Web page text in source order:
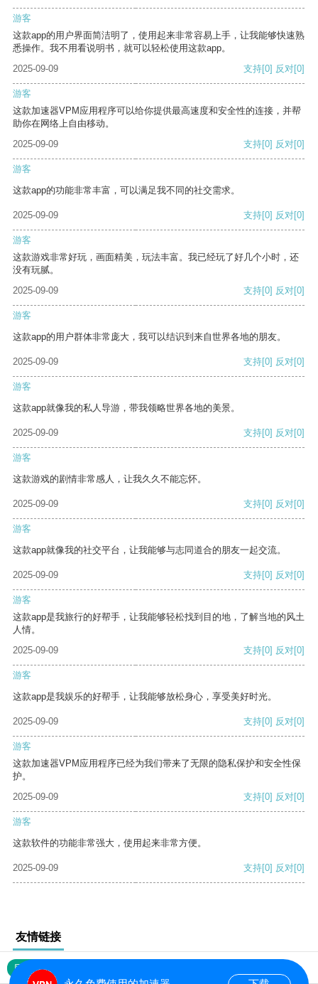
游客
这款app的用户界面简洁明了，使用起来非常容易上手，让我能够快速熟
悉操作。我不用看说明书，就可以轻松使用这款app。
2025-09-09
支持[0] 反对[0]
游客
这款加速器VPM应用程序可以给你提供最高速度和安全性的连接，并帮
助你在网络上自由移动。
2025-09-09
支持[0] 反对[0]
游客
这款app的功能非常丰富，可以满足我不同的社交需求。
2025-09-09 支持[0] 反对[0]
游客
这款游戏非常好玩，画面精美，玩法丰富。我已经玩了好几个小时，还
没有玩腻。
2025-09-09
支持[0] 反对[0]
游客
这款app的用户群体非常庞大，我可以结识到来自世界各地的朋友。
2025-09-09 支持[0] 反对[0]
游客
这款app就像我的私人导游，带我领略世界各地的美景。
2025-09-09 支持[0] 反对[0]
游客
这款游戏的剧情非常感人，让我久久不能忘怀。
2025-09-09 支持[0] 反对[0]
游客
这款app就像我的社交平台，让我能够与志同道合的朋友一起交流。
2025-09-09 支持[0] 反对[0]
游客
这款app是我旅行的好帮手，让我能够轻松找到目的地，了解当地的风土
人情。
2025-09-09
支持[0] 反对[0]
游客
这款app是我娱乐的好帮手，让我能够放松身心，享受美好时光。
2025-09-09 支持[0] 反对[0]
游客
这款加速器VPM应用程序已经为我们带来了无限的隐私保护和安全性保
护。
2025-09-09
支持[0] 反对[0]
游客
这款软件的功能非常强大，使用起来非常方便。
2025-09-09 支持[0] 反对[0]
友情链接
网站地图